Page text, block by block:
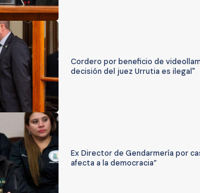
Cordero por beneficio de
decisión del juez Urrutia es ilegal"
Ex Director de Gendarmería por
afecta a la democracia”